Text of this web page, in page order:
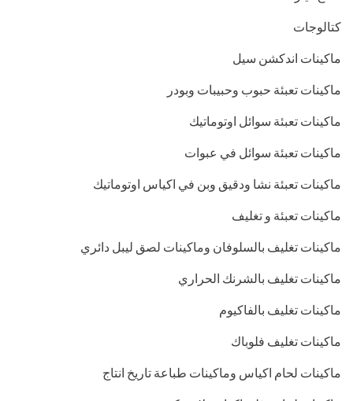
كتالوجات
ماكينات اندكشن سيل
ماكينات تعبئة حبوب وحبيبات وبودر
ماكينات تعبئة سوائل اوتوماتيك
ماكينات تعبئة سوائل في عبوات
ماكينات تعبئة نشا ودقيق وبن في اكياس اوتوماتيك
ماكينات تعبئة و تغليف
ماكينات تغليف بالسلوفان وماكينات لصق ليبل دائري
ماكينات تغليف بالشرنك الحراري
ماكينات تغليف بالفاكيوم
ماكينات تغليف فلوباك
ماكينات لحام اكياس وماكينات طباعة تاريخ انتاج